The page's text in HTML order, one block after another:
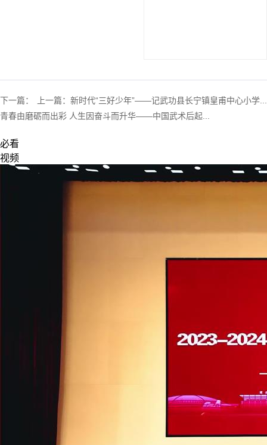
上一篇： 新时代“三好少年”——记武功县长宁镇皇甫中心小学...
下一篇：
青春由磨砺而出彩 人生因奋斗而升华——中国武术后起...
必看
视频